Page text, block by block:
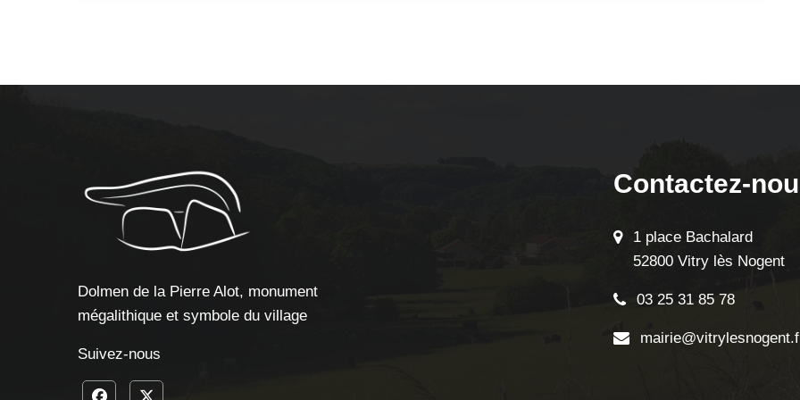
Dolmen de la Pierre Alot, monument
mégalithique et symbole du village
Suivez-nous
Contactez-
1 place Bachalard
52800 Vitry lès Nogent
03 25 31 85 78